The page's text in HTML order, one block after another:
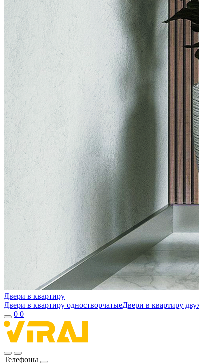
Двери в квартиру
Двери в квартиру одностворчатыеДвери в квартиру
0 0
Телефоны